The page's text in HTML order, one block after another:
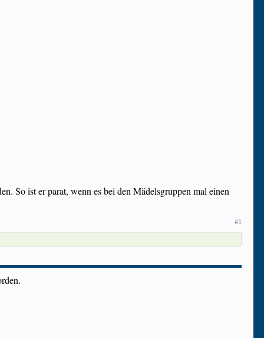
So ist er parat, wenn es bei den Mädelsgruppen mal einen
#1